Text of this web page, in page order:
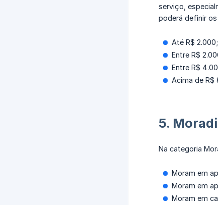
serviço,
poderá definir
Até R$ 2.000;
Entre R$
Entre R$
Acima de R$
5.
Na categoria
Moram em
Moram em
Moram em